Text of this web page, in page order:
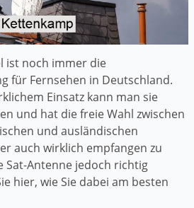
ist noch immer die
für Fernsehen in Deutschland.
Einsatz kann man sie
und hat die freie Wahl zwischen
und ausländischen
auch wirklich empfangen zu
Sat-Antenne jedoch richtig
hier, wie Sie dabei am besten